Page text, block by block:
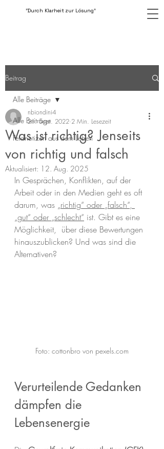
"Durch Klarheit zur Lösung"
Beitrag
Alle Beiträge
Feldnotizen aus dem Leben
Alle Beiträge
Was ist richtig? Jenseits
von richtig und falsch
nbiondini4
21. Sept. 2022 2 Min. Lesezeit
Aktualisiert: 12. Aug. 2025
In Gesprächen, Konflikten, auf der
Arbeit oder in den Medien geht es oft
darum, was „richtig“ oder „falsch“,
„gut“ oder „schlecht“ ist. Gibt es eine
Möglichkeit,  über diese Bewertungen
hinauszublicken? Und was sind die
Alternativen?
Foto: cottonbro von pexels.com
Verurteilende Gedanken
dämpfen die
Lebensenergie